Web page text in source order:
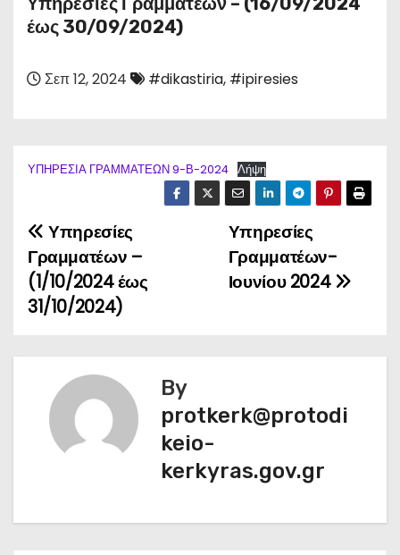
έως 30/09/2024)
Σεπ 12, 2024 #dikastiria, #ipiresies
ΥΠΗΡΕΣΙΑ ΓΡΑΜΜΑΤΕΩΝ 9-Β-2024 Λήψη
Π
λ
ο
ή
Υπηρεσίες
Γραμματέων-
Ιουνίου 2024
Υπηρεσίες
Γραμματέων –
(1/10/2024 έως
31/10/2024)
By
protkerk@protodi
keio-
kerkyras.gov.gr